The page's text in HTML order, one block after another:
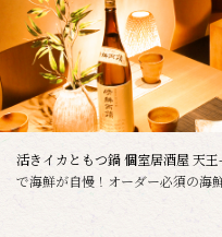
活きイカともつ鍋 個室居酒屋 天
で海鮮が自慢！オーダー必須の海